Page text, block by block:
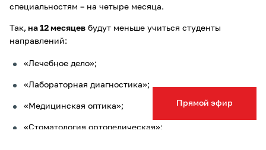
Прямой эфир
специальностям – на четыре месяца.
Так, на 12 месяцев будут меньше учиться студенты
направлений:
«Лечебное дело»;
«Лабораторная диагностика»;
«Медицинская оптика»;
«Стоматология ортопедическая»;